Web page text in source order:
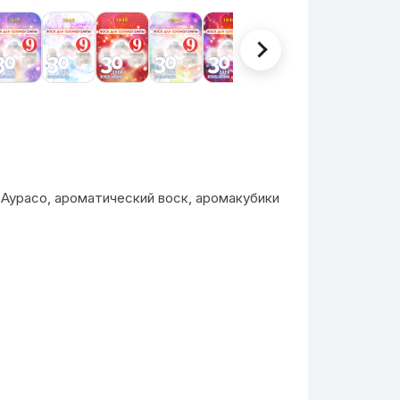
ароматический воск, аромакубики